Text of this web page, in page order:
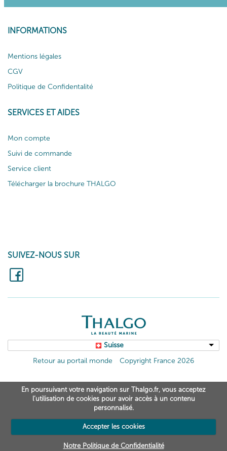
INFORMATIONS
Mentions légales
CGV
Politique de Confidentalité
SERVICES ET AIDES
Mon compte
Suivi de commande
Service client
Télécharger la brochure THALGO
SUIVEZ-NOUS SUR
Suisse
Retour au portail monde
Copyright France 2026
En poursuivant votre navigation sur Thalgo.fr, vous acceptez
l’utilisation de cookies pour avoir accès à un contenu
personnalisé.
Accepter les cookies
Notre Politique de Confidentialité